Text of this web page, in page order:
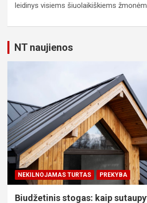
leidinys visiems šiuolaikiškiems
NT naujienos
NEKILNOJAMAS TURTAS PREKYBA
Biudžetinis stogas: kaip